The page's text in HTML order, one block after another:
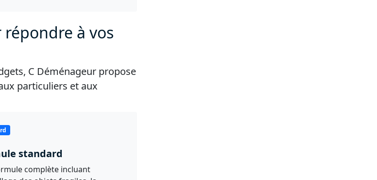
à vos
C Déménageur propose
particuliers et aux
standard
complète incluant